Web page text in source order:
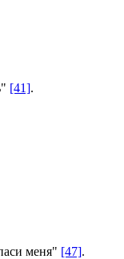
[41].
меня" [47].